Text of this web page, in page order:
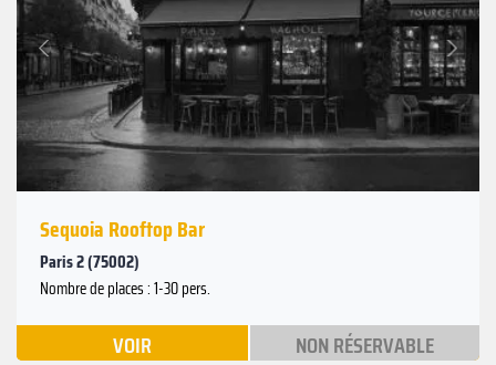
Précédent
Suivant
Sequoia Rooftop Bar
Paris 2 (75002)
Nombre de places : 1-30 pers.
VOIR NON RÉSERVABLE